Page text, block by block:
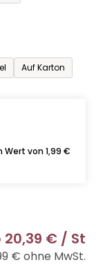
Auf Karton
von 1,99 €
20,39 € / St
€ ohne MwSt.